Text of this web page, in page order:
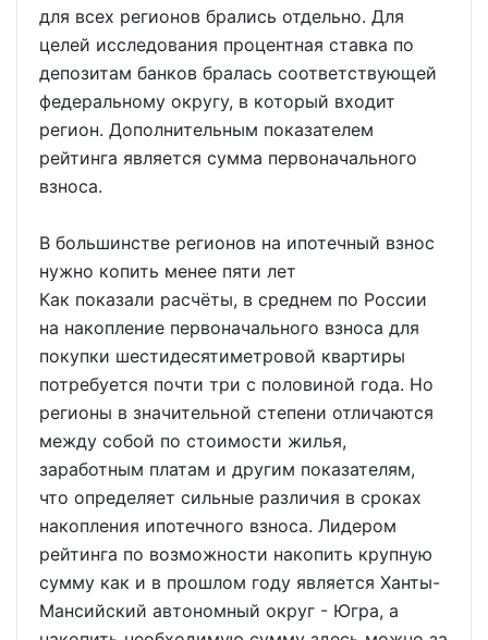
для всех регионов брались отдельно. Для
целей исследования процентная ставка по
депозитам банков бралась соответствующей
федеральному округу, в который входит
регион. Дополнительным показателем
рейтинга является сумма первоначального
взноса.
В большинстве регионов на ипотечный взнос
нужно копить менее пяти лет
Как показали расчёты, в среднем по России
на накопление первоначального взноса для
покупки шестидесятиметровой квартиры
потребуется почти три с половиной года. Но
регионы в значительной степени отличаются
между собой по стоимости жилья,
заработным платам и другим показателям,
что определяет сильные различия в сроках
накопления ипотечного взноса. Лидером
рейтинга по возможности накопить крупную
сумму как и в прошлом году является Ханты-
Мансийский автономный округ - Югра, а